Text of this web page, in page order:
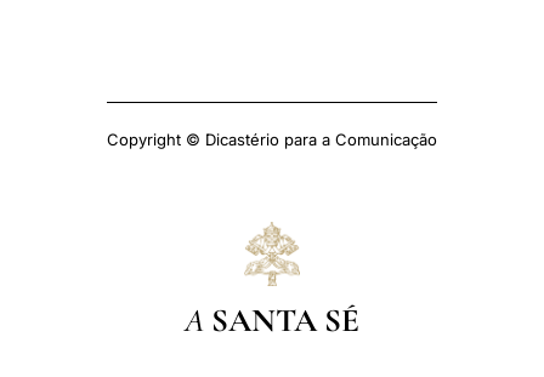
Copyright © Dicastério para a Comunicação
A SANTA SÉ